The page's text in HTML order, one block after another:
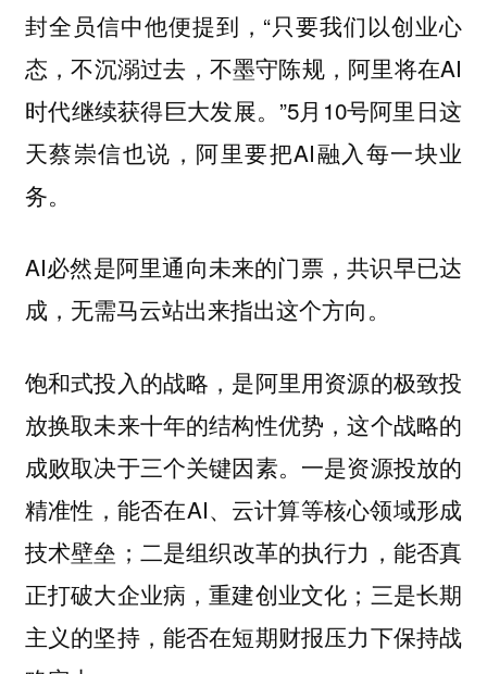
封全员信中他便提到，“只要我们以创业心
态，不沉溺过去，不墨守陈规，阿里将在AI
时代继续获得巨大发展。”5月10号阿里日这
天蔡崇信也说，阿里要把AI融入每一块业
务。
AI必然是阿里通向未来的门票，共识早已达
成，无需马云站出来指出这个方向。
饱和式投入的战略，是阿里用资源的极致投
放换取未来十年的结构性优势，这个战略的
成败取决于三个关键因素。一是资源投放的
精准性，能否在AI、云计算等核心领域形成
技术壁垒；二是组织改革的执行力，能否真
正打破大企业病，重建创业文化；三是长期
主义的坚持，能否在短期财报压力下保持战